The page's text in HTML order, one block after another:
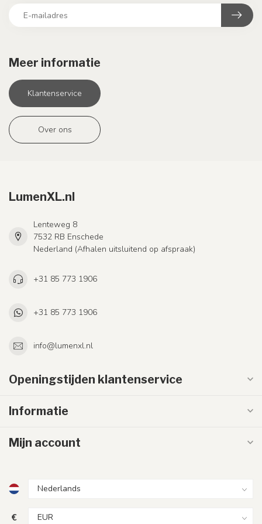
Meer informatie
Klantenservice
Over ons
LumenXL.nl
Lenteweg 8
7532 RB Enschede
Nederland (Afhalen uitsluitend op afspraak)
+31 85 773 1906
+31 85 773 1906
info@lumenxl.nl
Openingstijden klantenservice
Informatie
Mijn account
€